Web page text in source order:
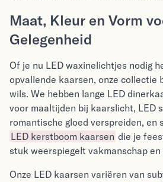
Maat, Kleur en Vorm
Gelegenheid
Of je nu LED waxinelichtjes nodig
opvallende kaarsen, onze collectie
wils. We hebben lange LED
voor maaltijden bij kaarslicht, LED
romantische gloed verspreiden, en
LED kerstboom kaarsen die je
stuk weerspiegelt vakmanschap
Onze LED kaarsen variëren van